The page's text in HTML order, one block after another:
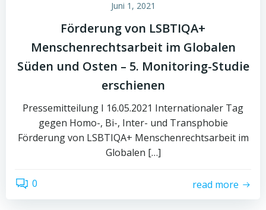
Juni 1, 2021
Förderung von LSBTIQA+
Menschenrechtsarbeit im Globalen
Süden und Osten – 5. Monitoring-Studie
erschienen
Pressemitteilung I 16.05.2021 Internationaler Tag
gegen Homo-, Bi-, Inter- und Transphobie
Förderung von LSBTIQA+ Menschenrechtsarbeit im
Globalen […]
0 read more